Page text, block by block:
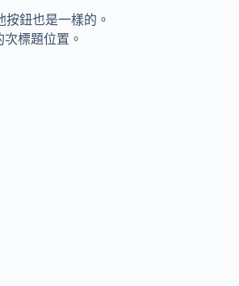
鈕也是一樣的。
標題位置。